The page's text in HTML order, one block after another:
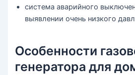
система аварийного
выявлении очень низкого
Особенности
генератора для